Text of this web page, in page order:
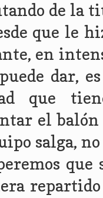
de la
que le
en
dar,
que
el
salga,
que